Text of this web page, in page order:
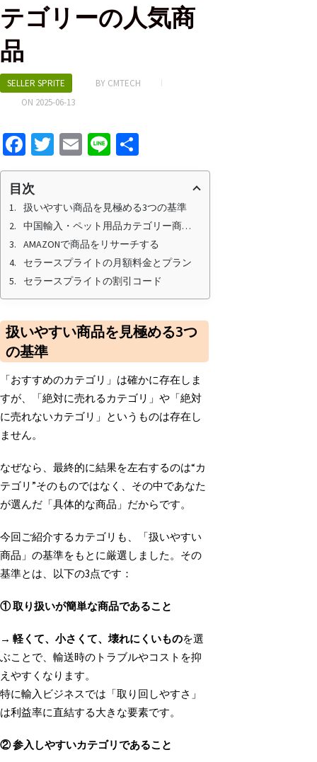
テゴリーの人気商
品
SELLER SPRITE BY CMTECH
ON 2025-06-13
Fa
ce
b
o
o
k
T
wi
er
E
m
l
Li
n h
e
目次
扱いやすい商品を見極める3つの基準
中国輸入・ペット用品カテゴリー商品選定の注意
AMAZONで商品をリサーチする
セラースプライトの月額料金とプラン
セラースプライトの割引コード
扱いやすい商品を見極める3つ
の基準
「おすすめのカテゴリ」は確かに存在しま
すが、「絶対に売れるカテゴリ」や「絶対
に売れないカテゴリ」というものは存在し
ません。
なぜなら、最終的に結果を左右するのは“カ
テゴリ”そのものではなく、その中であなた
が選んだ「具体的な商品」だからです。
今回ご紹介するカテゴリも、「扱いやすい
商品」の基準をもとに厳選しました。その
基準とは、以下の3点です：
①取り扱いが簡単な商品であること
→ 軽くて、小さくて、壊れにくいものを選
ぶことで、輸送時のトラブルやコストを抑
えやすくなります。
特に輸入ビジネスでは「取り回しやすさ」
は利益率に直結する大きな要素です。
②参入しやすいカテゴリであること